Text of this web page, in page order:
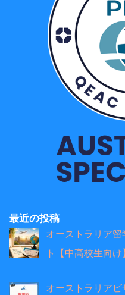
最近の投稿
オーストラリア
ト【中高校生向け
オーストラリアビ